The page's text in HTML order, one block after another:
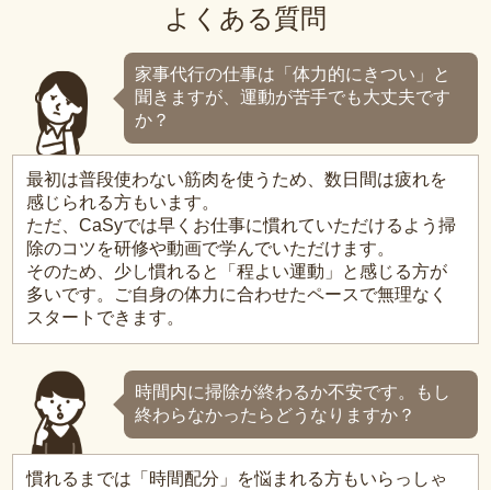
よくある質問
家事代行の仕事は「体力的にきつい」と
聞きますが、運動が苦手でも大丈夫です
か？
最初は普段使わない筋肉を使うため、数日間は疲れを
感じられる方もいます。
ただ、CaSyでは早くお仕事に慣れていただけるよう掃
除のコツを研修や動画で学んでいただけます。
そのため、少し慣れると「程よい運動」と感じる方が
多いです。ご自身の体力に合わせたペースで無理なく
スタートできます。
時間内に掃除が終わるか不安です。もし
終わらなかったらどうなりますか？
慣れるまでは「時間配分」を悩まれる方もいらっしゃ